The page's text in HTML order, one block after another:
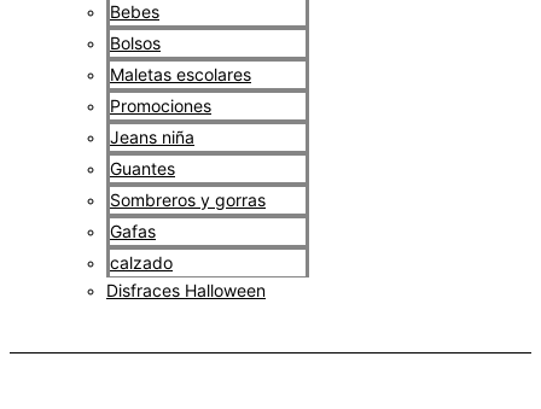
Bebes
Bolsos
Maletas escolares
Promociones
Jeans niña
Guantes
Sombreros y gorras
Gafas
calzado
Disfraces Halloween